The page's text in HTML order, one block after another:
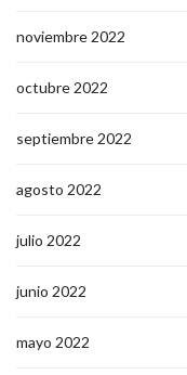
noviembre 2022
octubre 2022
septiembre 2022
agosto 2022
julio 2022
junio 2022
mayo 2022